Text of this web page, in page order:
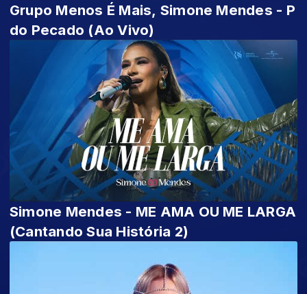
Grupo Menos É Mais, Simone Mendes - P
do Pecado (Ao Vivo)
Simone Mendes - ME AMA OU ME LARGA
(Cantando Sua História 2)